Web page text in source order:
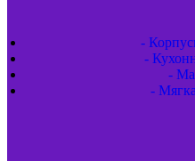
-
-
-
-